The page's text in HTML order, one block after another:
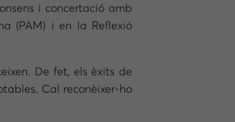
i concertació amb
(PAM) i en la Reflexió
De fet, els èxits de
Cal reconèixer-ho